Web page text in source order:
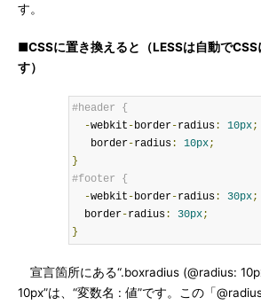
す。
■CSSに置き換えると（LESSは自動でCSS
す）
#header {
-webkit -border-radius: 10px;
   border
-radius: 10px;
}
#footer {
-webkit -border-radius: 30px;
  border
-radius: 30px;
}
宣言箇所にある“.boxradius (@radius:
10px”は、“変数名 : 値”です。この「